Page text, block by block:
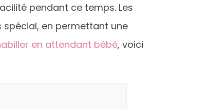
pendant ce temps. Les
spécial, en permettant une
en attendant bébé, voici